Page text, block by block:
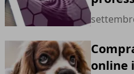
online